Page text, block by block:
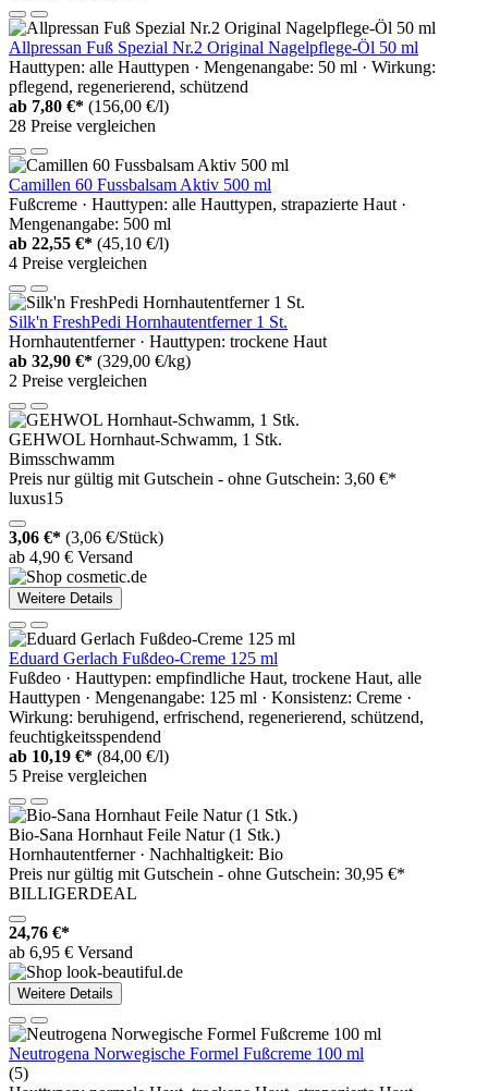
Allpressan Fuß Spezial Nr.2 Original Nagelpflege-Öl 50 ml
Hauttypen: alle Hauttypen · Mengenangabe: 50 ml · Wirkung:
pflegend, regenerierend, schützend
ab 7,80 €* (156,00 €/l)
28 Preise vergleichen
Camillen 60 Fussbalsam Aktiv 500 ml
Fußcreme · Hauttypen: alle Hauttypen, strapazierte Haut ·
Mengenangabe: 500 ml
ab 22,55 €* (45,10 €/l)
4 Preise vergleichen
Silk'n FreshPedi Hornhautentferner 1 St.
Hornhautentferner · Hauttypen: trockene Haut
ab 32,90 €* (329,00 €/kg)
2 Preise vergleichen
GEHWOL Hornhaut-Schwamm, 1 Stk.
Bimsschwamm
Preis nur gültig mit Gutschein - ohne Gutschein: 3,60 €*
luxus15
3,06 €* (3,06 €/Stück)
ab 4,90 € Versand
Weitere Details
Eduard Gerlach Fußdeo-Creme 125 ml
Fußdeo · Hauttypen: empfindliche Haut, trockene Haut, alle
Hauttypen · Mengenangabe: 125 ml · Konsistenz: Creme ·
Wirkung: beruhigend, erfrischend, regenerierend, schützend,
feuchtigkeitsspendend
ab 10,19 €* (84,00 €/l)
5 Preise vergleichen
Bio-Sana Hornhaut Feile Natur (1 Stk.)
Hornhautentferner · Nachhaltigkeit: Bio
Preis nur gültig mit Gutschein - ohne Gutschein: 30,95 €*
BILLIGERDEAL
24,76 €*
ab 6,95 € Versand
Weitere Details
Neutrogena Norwegische Formel Fußcreme 100 ml
(5)